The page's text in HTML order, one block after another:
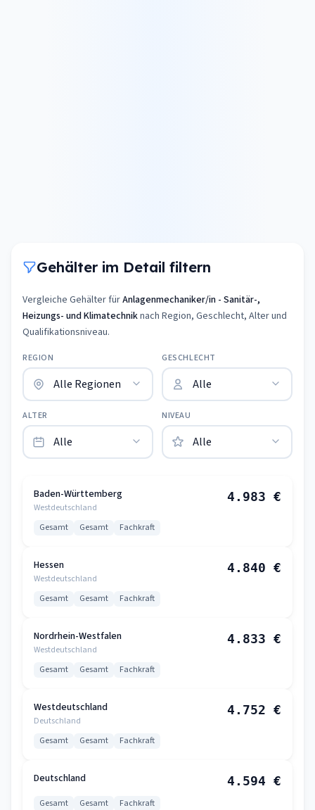
Gehälter im Detail filtern
Vergleiche Gehälter fürAnlagenmechaniker/in - Sanitär-,
Heizungs- und Klimatechniknach Region, Geschlecht, Alter und
Qualifikationsniveau.
REGION GESCHLECHT
ALTER NIVEAU
Baden-Württemberg
Westdeutschland
4.983 €
Gesamt Gesamt Fachkraft
Hessen
Westdeutschland
4.840 €
Gesamt Gesamt Fachkraft
Nordrhein-Westfalen
Westdeutschland
4.833 €
Gesamt Gesamt Fachkraft
Westdeutschland
Deutschland
4.752 €
Gesamt Gesamt Fachkraft
Deutschland 4.594 €
Gesamt Gesamt Fachkraft